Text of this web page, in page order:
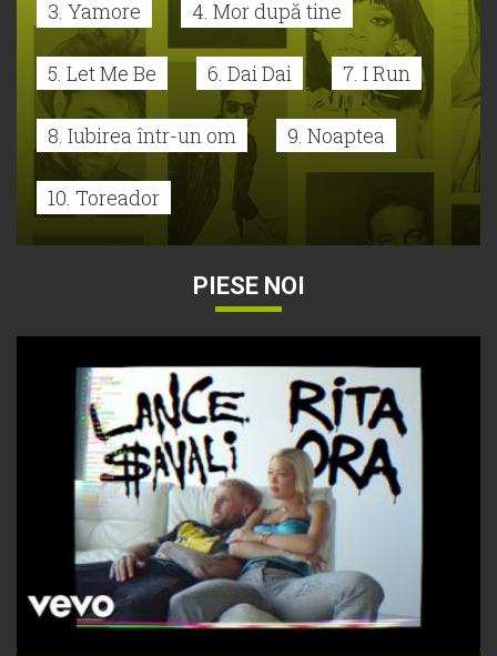
3. Yamore 4. Mor după tine
5. Let Me Be 6. Dai Dai 7. I Run
8. Iubirea într-un om 9. Noaptea
10. Toreador
PIESE NOI